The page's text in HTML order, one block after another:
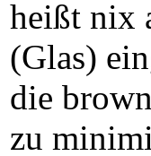
heißt nix
(Glas)
die
zu